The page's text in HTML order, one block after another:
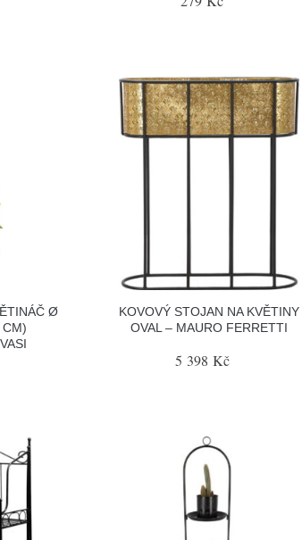
Ø
CM)
KOVOVÝ STOJAN NA KVĚTINY
OVAL – MAURO FERRETTI
5 398 Kč